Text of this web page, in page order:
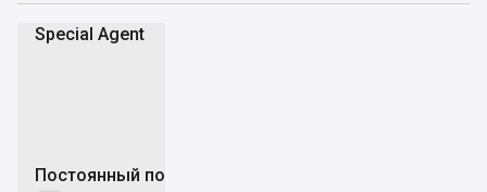
Special Agent
Постоянный пользователь